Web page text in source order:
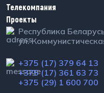
Телекомпания
Проекты
Республика
ул.
+375 (17) 379 64 13
+375 (17) 361 63 73
+375 (29) 1 600 700